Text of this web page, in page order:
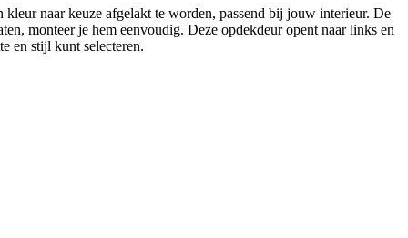
naar keuze afgelakt te worden, passend bij jouw interieur. De
monteer je hem eenvoudig. Deze opdekdeur opent naar links en
en stijl kunt selecteren.